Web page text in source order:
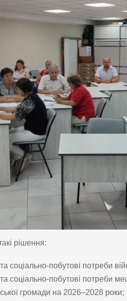
рішення:
соціально-побутові потреби
соціально-побутові потреби
громади на 2026–2028 роки;